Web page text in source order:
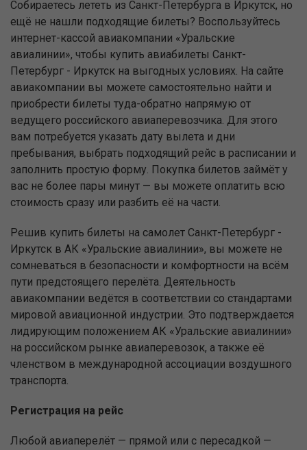
Собираетесь лететь из Санкт-Петербурга в Иркутск, но
ещё не нашли подходящие билеты? Воспользуйтесь
интернет-кассой авиакомпании «Уральские
авиалинии», чтобы купить авиабилеты Санкт-
Петербург - Иркутск на выгодных условиях. На сайте
авиакомпании вы можете самостоятельно найти и
приобрести билеты туда-обратно напрямую от
ведущего российского авиаперевозчика. Для этого
вам потребуется указать дату вылета и дни
пребывания, выбрать подходящий рейс в расписании и
заполнить простую форму. Покупка билетов займёт у
вас не более пары минут — вы можете оплатить всю
стоимость сразу или разбить её на части.
Решив купить билеты на самолет Санкт-Петербург -
Иркутск в АК «Уральские авиалинии», вы можете не
сомневаться в безопасности и комфортности на всём
пути предстоящего перелёта. Деятельность
авиакомпании ведётся в соответствии со стандартами
мировой авиационной индустрии. Это подтверждается
лидирующим положением АК «Уральские авиалинии»
на российском рынке авиаперевозок, а также её
членством в международной ассоциации воздушного
транспорта.
Регистрация на рейс
Любой авиаперелёт — прямой или с пересадкой —